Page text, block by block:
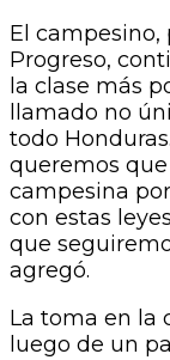
El campesino,
Progreso,
la clase más
llamado no
todo
queremos
campesina
con estas
que
agregó.
La toma en la
luego de un